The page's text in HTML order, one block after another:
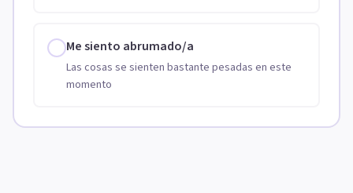
Me siento abrumado/a
Las cosas se sienten bastante pesadas en este
momento